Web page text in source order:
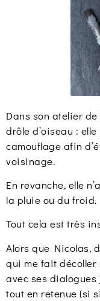
Dans son atelier
drôle d’oiseau :
camouflage afin
voisinage.
En revanche, elle
la pluie ou du froid.
Tout cela est très
Alors que Nicolas,
qui me fait décoller
avec ses
tout en retenue (si